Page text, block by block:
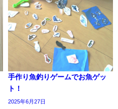
手作り魚釣りゲームでお魚ゲッ
ト！
2025年6月27日